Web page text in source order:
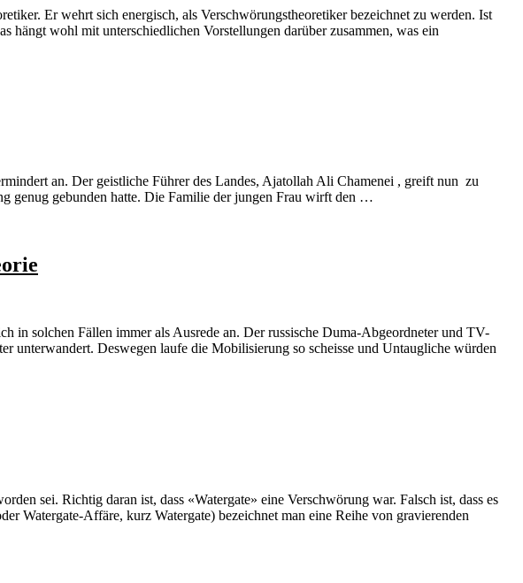
Er wehrt sich energisch, als Verschwörungstheoretiker bezeichnet zu werden. Ist
hängt wohl mit unterschiedlichen Vorstellungen darüber zusammen, was ein
an. Der geistliche Führer des Landes, Ajatollah Ali Chamenei , greift nun zu
genug gebunden hatte. Die Familie der jungen Frau wirft den …
in solchen Fällen immer als Ausrede an. Der russische Duma-Abgeordneter und TV-
unterwandert. Deswegen laufe die Mobilisierung so scheisse und Untaugliche würden
sei. Richtig daran ist, dass «Watergate» eine Verschwörung war. Falsch ist, dass es
Watergate-Affäre, kurz Watergate) bezeichnet man eine Reihe von gravierenden